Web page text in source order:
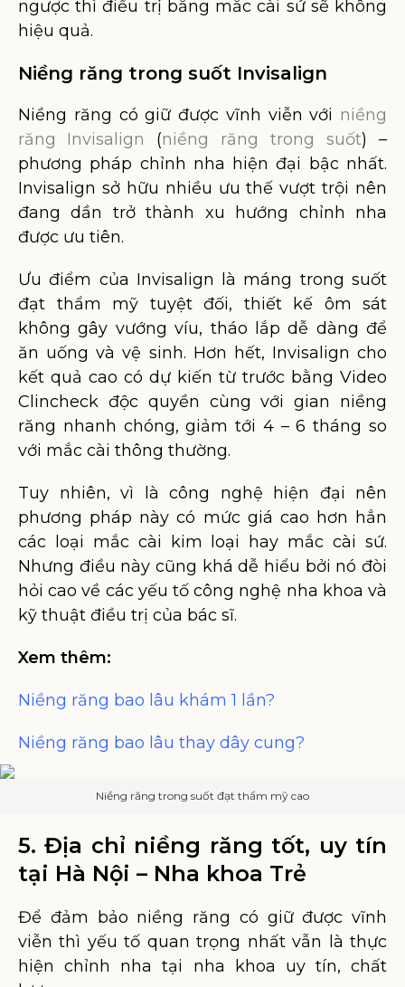
ngược thì điều trị bằng mắc cài sứ sẽ không
hiệu quả.
Niềng răng trong suốt Invisalign
Niềng răng có giữ được vĩnh viễn với niềng
răng Invisalign (niềng răng trong suốt) –
phương pháp chỉnh nha hiện đại bậc nhất.
Invisalign sở hữu nhiều ưu thế vượt trội nên
đang dần trở thành xu hướng chỉnh nha
được ưu tiên.
Ưu điểm của Invisalign là máng trong suốt
đạt thẩm mỹ tuyệt đối, thiết kế ôm sát
không gây vướng víu, tháo lắp dễ dàng để
ăn uống và vệ sinh. Hơn hết, Invisalign cho
kết quả cao có dự kiến từ trước bằng Video
Clincheck độc quyền cùng với gian niềng
răng nhanh chóng, giảm tới 4 – 6 tháng so
với mắc cài thông thường.
Tuy nhiên, vì là công nghệ hiện đại nên
phương pháp này có mức giá cao hơn hẳn
các loại mắc cài kim loại hay mắc cài sứ.
Nhưng điều này cũng khá dễ hiểu bởi nó đòi
hỏi cao về các yếu tố công nghệ nha khoa và
kỹ thuật điều trị của bác sĩ.
Xem thêm:
Niềng răng bao lâu khám 1 lần?
Niềng răng bao lâu thay dây cung?
Niềng răng trong suốt đạt thẩm mỹ cao
5. Địa chỉ niềng răng tốt, uy tín
tại Hà Nội – Nha khoa Trẻ
Để đảm bảo niềng răng có giữ được vĩnh
viễn thì yếu tố quan trọng nhất vẫn là thực
hiện chỉnh nha tại nha khoa uy tín, chất